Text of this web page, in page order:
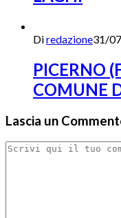
Diredazione31/
PICERNO
COMUNE
Lascia un